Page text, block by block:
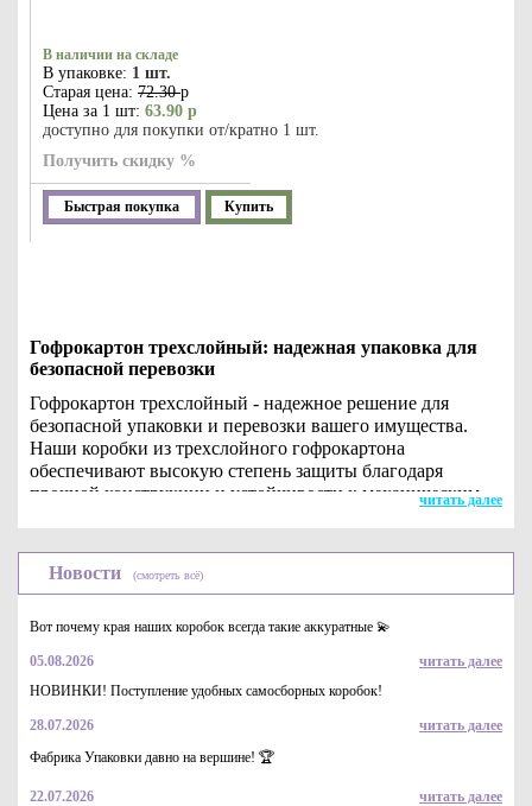
В наличии на складе
В упаковке: 1 шт.
Старая цена: 72.30р
Цена за 1 шт: 63.90 р
доступно для покупки от/кратно 1 шт.
Получить скидку %
Быстрая покупка Купить
Гофрокартон трехслойный: надежная упаковка для
безопасной перевозки
Гофрокартон трехслойный - надежное решение для
безопасной упаковки и перевозки вашего имущества.
Наши коробки из трехслойного гофрокартона
обеспечивают высокую степень защиты благодаря
прочной конструкции и устойчивости к механическим
удобству использования, наш гофрокартон экономит
имущества с помощью нашего трехслойного
гофрокартона. Закажите прямо сейчас и получите
груза.
читать далее
Новости (смотреть всё)
Вот почему края наших коробок всегда такие аккуратные 💫
05.08.2026
читать далее
НОВИНКИ! Поступление удобных самосборных коробок!
28.07.2026
читать далее
Фабрика Упаковки давно на вершине! 🏆
22.07.2026
читать далее